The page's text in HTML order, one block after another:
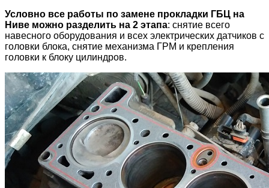
Условно все работы по замене прокладки ГБЦ на
Ниве можно разделить на 2 этапа: снятие всего
навесного оборудования и всех электрических датчиков с
головки блока, снятие механизма ГРМ и крепления
головки к блоку цилиндров.